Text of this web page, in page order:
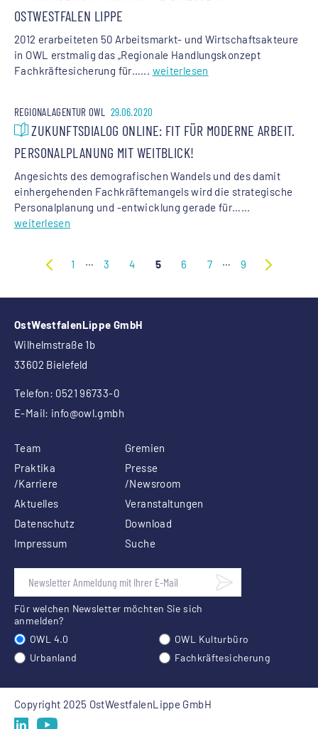
OSTWESTFALEN LIPPE
2012 erarbeiteten 50 Arbeitsmarkt- und Wirtschaftsakteure
in OWL erstmalig das „Regionale Handlungskonzept
Fachkräftesicherung für…... weiterlesen
REGIONALAGENTUR OWL 29.06.2020
ZUKUNFTSDIALOG ONLINE: FIT FÜR MODERNE ARBEIT.
PERSONALPLANUNG MIT WEITBLICK!
Angesichts des demografischen Wandels und des damit
einhergehenden Fachkräftemangels wird die strategische
Personalplanung und -entwicklung gerade für…...
weiterlesen
1 … 3 4 5 6 7 … 9
OstWestfalenLippe GmbH
Wilhelmstraße 1b
33602 Bielefeld
Telefon: 0521 96733-0
E-Mail: info@owl.gmbh
Team
Gremien
Praktika
/Karriere
Presse
/Newsroom
Aktuelles
Veranstaltungen
Datenschutz
Download
Impressum
Suche
Für welchen Newsletter möchten Sie sich
anmelden?
OWL 4.0
OWL Kulturbüro
Urbanland
Fachkräftesicherung
Copyright 2025 OstWestfalenLippe GmbH